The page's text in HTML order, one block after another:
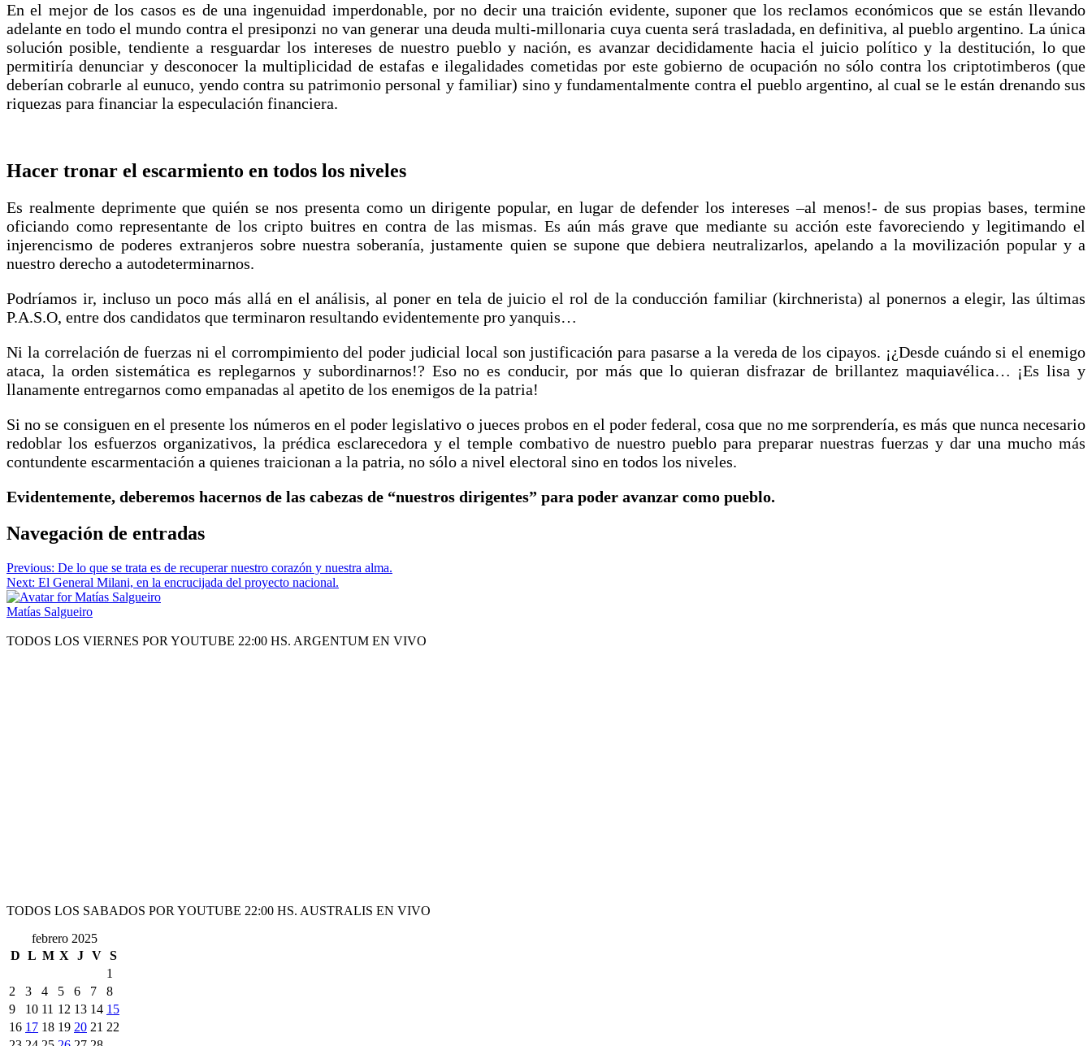
En el mejor de los casos es de una ingenuidad imperdonable, por no decir una traición evidente, suponer que los reclamos económicos que se están llevando
adelante en todo el mundo contra el presiponzi no van generar una deuda multi-millonaria cuya cuenta será trasladada, en definitiva, al pueblo argentino. La única
solución posible, tendiente a resguardar los intereses de nuestro pueblo y nación, es avanzar decididamente hacia el juicio político y la destitución, lo que
permitiría denunciar y desconocer la multiplicidad de estafas e ilegalidades cometidas por este gobierno de ocupación no sólo contra los criptotimberos (que
deberían cobrarle al eunuco, yendo contra su patrimonio personal y familiar) sino y fundamentalmente contra el pueblo argentino, al cual se le están drenando sus
riquezas para financiar la especulación financiera.
Hacer tronar el escarmiento en todos los niveles
Es realmente deprimente que quién se nos presenta como un dirigente popular, en lugar de defender los intereses –al menos!- de sus propias bases, termine
oficiando como representante de los cripto buitres en contra de las mismas. Es aún más grave que mediante su acción este favoreciendo y legitimando el
injerencismo de poderes extranjeros sobre nuestra soberanía, justamente quien se supone que debiera neutralizarlos, apelando a la movilización popular y a
nuestro derecho a autodeterminarnos.
Podríamos ir, incluso un poco más allá en el análisis, al poner en tela de juicio el rol de la conducción familiar (kirchnerista) al ponernos a elegir, las últimas
P.A.S.O, entre dos candidatos que terminaron resultando evidentemente pro yanquis…
Ni la correlación de fuerzas ni el corrompimiento del poder judicial local son justificación para pasarse a la vereda de los cipayos. ¡¿Desde cuándo si el enemigo
ataca, la orden sistemática es replegarnos y subordinarnos!? Eso no es conducir, por más que lo quieran disfrazar de brillantez maquiavélica… ¡Es lisa y
llanamente entregarnos como empanadas al apetito de los enemigos de la patria!
Si no se consiguen en el presente los números en el poder legislativo o jueces probos en el poder federal, cosa que no me sorprendería, es más que nunca necesario
redoblar los esfuerzos organizativos, la prédica esclarecedora y el temple combativo de nuestro pueblo para preparar nuestras fuerzas y dar una mucho más
contundente escarmentación a quienes traicionan a la patria, no sólo a nivel electoral sino en todos los niveles.
Evidentemente, deberemos hacernos de las cabezas de “nuestros dirigentes” para poder avanzar como pueblo.
Navegación de entradas
Previous: De lo que se trata es de recuperar nuestro corazón y nuestra alma.
Next: El General Milani, en la encrucijada del proyecto nacional.
Matías Salgueiro
TODOS LOS VIERNES POR YOUTUBE 22:00 HS. ARGENTUM EN VIVO
TODOS LOS SABADOS POR YOUTUBE 22:00 HS. AUSTRALIS EN VIVO
febrero 2025
D L M X J V S
1
2
3 4 5 6 7
8
9
10 11 12 13 14 15
16 17 18 19 20 21 22